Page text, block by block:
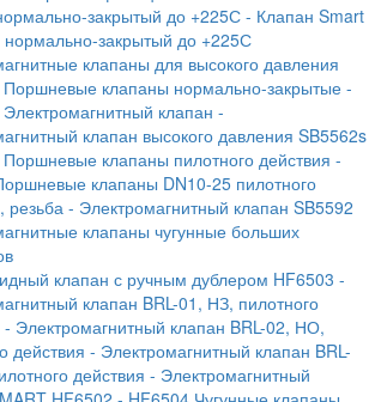
закрытый до +225С - Клапан Smart
нормально-закрытый до +225С
клапаны для высокого давления
Поршневые клапаны нормально-закрытые -
клапан -
клапан высокого давления SB5562s
клапаны пилотного действия -
клапаны DN10-25 пилотного
резьба- Электромагнитный клапан SB5592
клапаны чугунные больших
клапан с ручным дублером HF6503 -
клапан BRL-01, НЗ, пилотного
- Электромагнитный клапан BRL-02, НО,
действия - Электромагнитный клапан BRL-
действия - Электромагнитный